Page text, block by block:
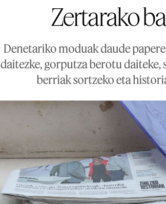
Zertarako
Denetariko moduak daude
daitezke, gorputza berotu
berriak sortzeko eta